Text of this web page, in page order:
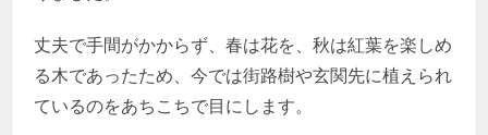
丈夫で手間がかからず、春は花を、秋は紅葉を楽しめ
る木であったため、今では街路樹や玄関先に植えられ
ているのをあちこちで目にします。